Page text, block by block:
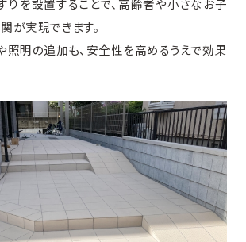
が実現できます。
照明の追加も、安全性を高めるうえで効果